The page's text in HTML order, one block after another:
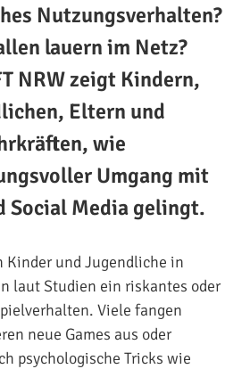
Nutzungsverhalten?
lauern im Netz?
NRW zeigt Kindern,
Eltern und
wie
Umgang mit
Social Media gelingt.
Kinder und Jugendliche in
laut Studien ein riskantes oder
Viele fangen
neue Games aus oder
psychologische Tricks wie